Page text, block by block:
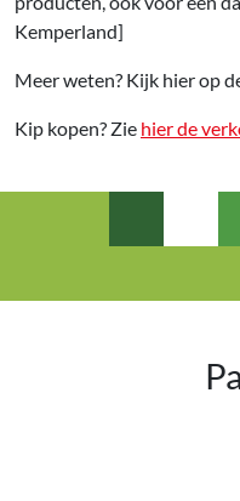
Kemperland]
Meer weten? Kijk hier op
Kip kopen? Zie hier de